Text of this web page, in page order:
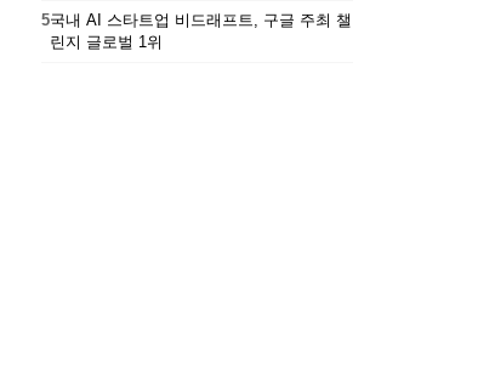
5국내 AI 스타트업 비드래프트, 구글 주최 챌
린지 글로벌 1위